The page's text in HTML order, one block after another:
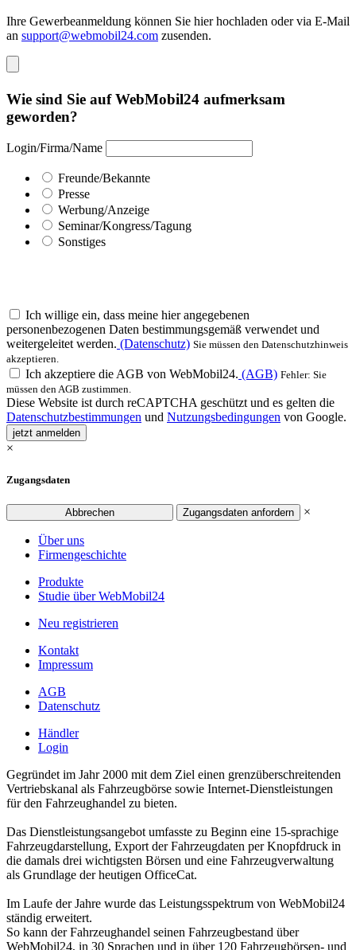
Ihre Gewerbeanmeldung können Sie hier hochladen oder via E-Mail
an support@webmobil24.com zusenden.
Wie sind Sie auf WebMobil24 aufmerksam
geworden?
Login/Firma/Name
Freunde/Bekannte
Presse
Werbung/Anzeige
Seminar/Kongress/Tagung
Sonstiges
Ich willige ein, dass meine hier angegebenen
personenbezogenen Daten bestimmungsgemäß verwendet und
weitergeleitet werden. (Datenschutz) Sie müssen den Datenschutzhinweis
akzeptieren.
Ich akzeptiere die AGB von WebMobil24. (AGB) Fehler: Sie
müssen den AGB zustimmen.
Diese Website ist durch reCAPTCHA geschützt und es gelten die
Datenschutzbestimmungen und Nutzungsbedingungen von Google.
jetzt anmelden
×
Zugangsdaten
Abbrechen Zugangsdaten anfordern ×
Über uns
Firmengeschichte
Produkte
Studie über WebMobil24
Neu registrieren
Kontakt
Impressum
AGB
Datenschutz
Händler
Login
Gegründet im Jahr 2000 mit dem Ziel einen grenzüberschreitenden
Vertriebskanal als Fahrzeugbörse sowie Internet-Dienstleistungen
für den Fahrzeughandel zu bieten.
Das Dienstleistungsangebot umfasste zu Beginn eine 15-sprachige
Fahrzeugdarstellung, Export der Fahrzeugdaten per Knopfdruck in
die damals drei wichtigsten Börsen und eine Fahrzeugverwaltung
als Grundlage der heutigen OfficeCat.
Im Laufe der Jahre wurde das Leistungsspektrum von WebMobil24
ständig erweitert.
So kann der Fahrzeughandel seinen Fahrzeugbestand über
WebMobil24, in 30 Sprachen und in über 120 Fahrzeugbörsen- und